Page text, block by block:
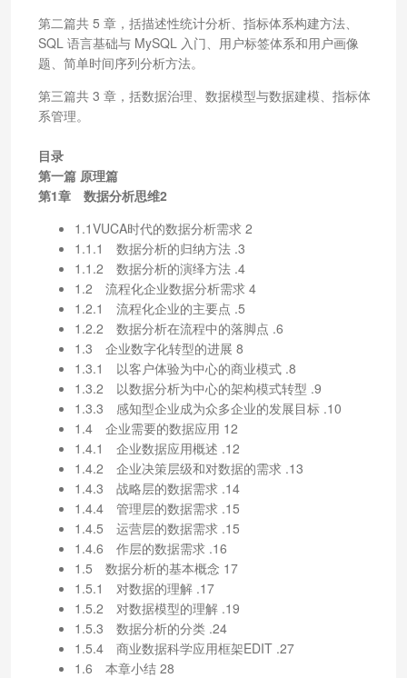
第二篇共 5 章，括描述性统计分析、指标体系构建方法、
SQL 语言基础与 MySQL 入门、用户标签体系和用户画像
题、简单时间序列分析方法。
第三篇共 3 章，括数据治理、数据模型与数据建模、指标体
系管理。
目录
第一篇 原理篇
第1章 数据分析思维2
1.1VUCA时代的数据分析需求 2
1.1.1 数据分析的归纳方法 .3
1.1.2 数据分析的演绎方法 .4
1.2 流程化企业数据分析需求 4
1.2.1 流程化企业的主要点 .5
1.2.2 数据分析在流程中的落脚点 .6
1.3 企业数字化转型的进展 8
1.3.1 以客户体验为中心的商业模式 .8
1.3.2 以数据分析为中心的架构模式转型 .9
1.3.3 感知型企业成为众多企业的发展目标 .10
1.4 企业需要的数据应用 12
1.4.1 企业数据应用概述 .12
1.4.2 企业决策层级和对数据的需求 .13
1.4.3 战略层的数据需求 .14
1.4.4 管理层的数据需求 .15
1.4.5 运营层的数据需求 .15
1.4.6 作层的数据需求 .16
1.5 数据分析的基本概念 17
1.5.1 对数据的理解 .17
1.5.2 对数据模型的理解 .19
1.5.3 数据分析的分类 .24
1.5.4 商业数据科学应用框架EDIT .27
1.6 本章小结 28